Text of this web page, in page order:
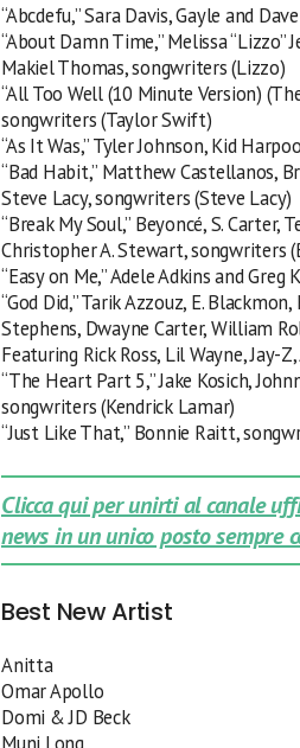
“Abcdefu,” Sara Davis, Gayle and
“About Damn Time,” Melissa
Makiel Thomas, songwriters (Lizzo)
“All Too Well (10 Minute Version)
songwriters (Taylor Swift)
“As It Was,” Tyler Johnson, Kid
“Bad Habit,” Matthew Castellanos,
Steve Lacy, songwriters (Steve Lacy)
“Break My Soul,” Beyoncé, S. Carter,
Christopher A. Stewart, songwriters
“Easy on Me,” Adele Adkins and
“God Did,” Tarik Azzouz, E.
Stephens, Dwayne Carter, William
Featuring Rick Ross, Lil Wayne, Jay-
“The Heart Part 5,” Jake Kosich,
songwriters (Kendrick Lamar)
“Just Like That,” Bonnie Raitt,
Clicca qui per unirti al canale
news in un unico posto sempre
Best New Artist
Anitta
Omar Apollo
Domi & JD Beck
Muni Long